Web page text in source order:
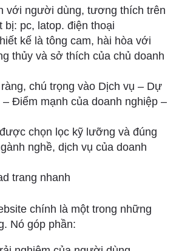
với người dùng, tương thích trên
bị: pc, latop. điện thoại
kế là tông cam, hài hòa với
thủy và sở thích của chủ doanh
chú trọng vào Dịch vụ – Dự
– Điểm mạnh của doanh nghiệp –
chọn lọc kỹ lưỡng và đúng
nghề, dịch vụ của doanh
trang nhanh
chính là một trong những
Nó góp phần: